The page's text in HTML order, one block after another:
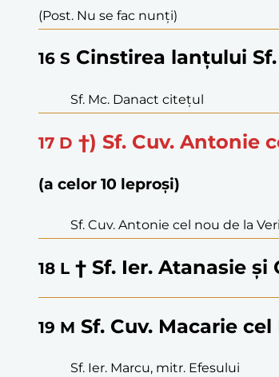
(Post. Nu se fac nunți)
16 S Cinstirea lanțului
Sf. Mc. Danact citețul
17 D †) Sf. Cuv. Antonie
(a celor 10 leproși)
Sf. Cuv. Antonie cel nou de la
18 L † Sf. Ier. Atanasie
19 M Sf. Cuv. Macarie
Sf. Ier. Marcu, mitr. Efesului